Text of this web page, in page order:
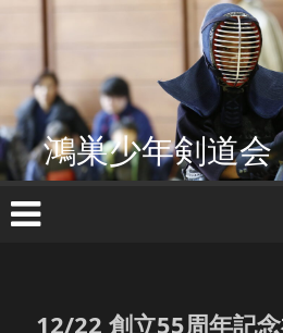
ツ
へ
ス
キ
ッ
鴻巣少年剣道会
12/22 創立55周年記